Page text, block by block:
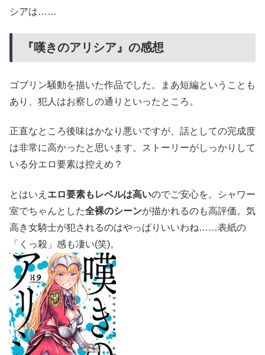
シアは……
『嘆きのアリシア』の感想
ゴブリン騒動を描いた作品でした。まあ短編ということも
あり、犯人はお察しの通りといったところ。
正直なところ後味はかなり悪いですが、話としての完成度
は非常に高かったと思います。ストーリーがしっかりして
いる分エロ要素は控えめ？
とはいえ エロ要素もレベルは高いのでご安心を。シャワー
室でちゃんとした全裸のシーンが描かれるのも高評価。気
高き女騎士が犯されるのはやっぱりいいわね……表紙の
「くっ殺」感も凄い(笑)。